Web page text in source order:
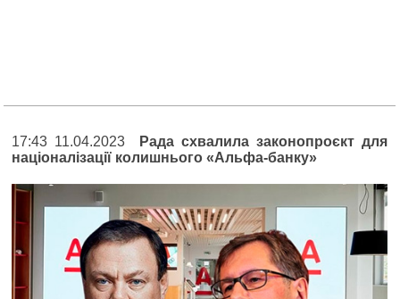
17:43 11.04.2023
Рада схвалила законопроєкт для
націоналізації колишнього «Альфа-банку»